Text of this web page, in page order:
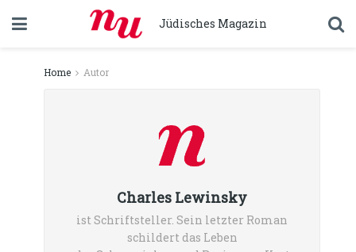
Jüdisches Magazin
Home Autor
Charles Lewinsky
ist Schriftsteller. Sein letzter Roman
schildert das Leben